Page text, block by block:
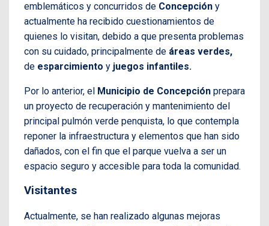
emblemáticos y concurridos de Concepción y
actualmente ha recibido cuestionamientos de
quienes lo visitan, debido a que presenta problemas
con su cuidado, principalmente de áreas verdes,
de esparcimiento y juegos infantiles.
Por lo anterior, el Municipio de Concepción prepara
un proyecto de recuperación y mantenimiento del
principal pulmón verde penquista, lo que contempla
reponer la infraestructura y elementos que han sido
dañados, con el fin que el parque vuelva a ser un
espacio seguro y accesible para toda la comunidad.
Visitantes
Actualmente, se han realizado algunas mejoras